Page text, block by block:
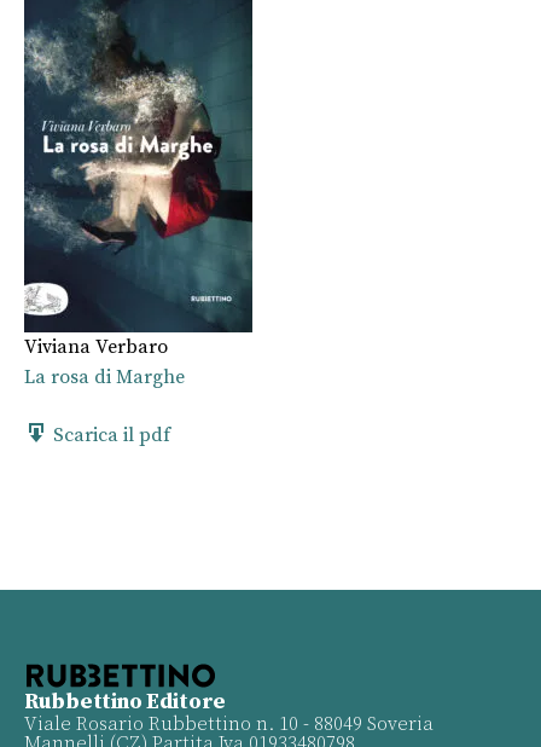
Viviana Verbaro
La rosa di Marghe
Scarica il pdf
Rubbettino Editore
Viale Rosario Rubbettino n. 10 - 88049 Soveria